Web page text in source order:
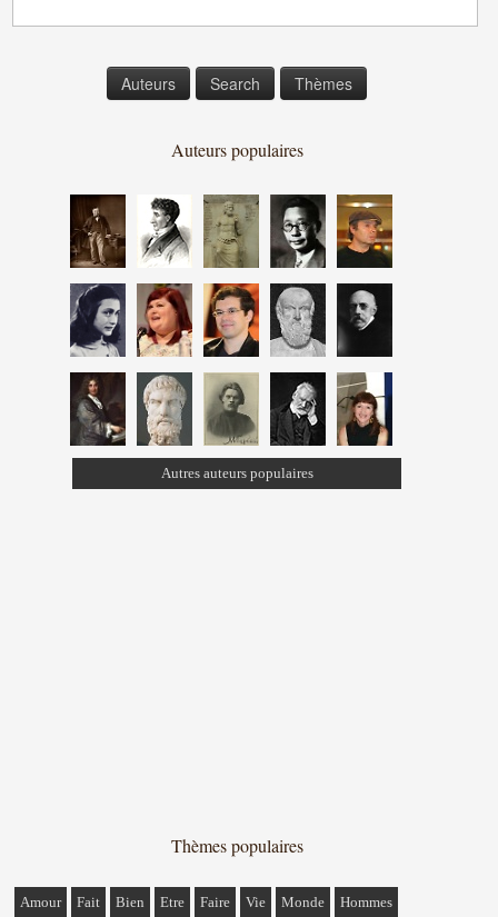
Auteurs Search Thèmes
Auteurs populaires
Autres auteurs populaires
Thèmes populaires
Amour Fait Bien Etre Faire Vie Monde Hommes